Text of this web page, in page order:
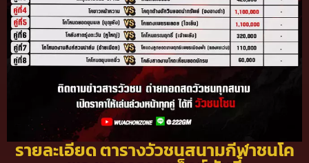
รายละเอียด ตารางวัวชนสนามกีฬาชนโค